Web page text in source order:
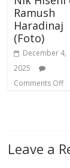
Ramush
Haradinaj
(Foto)
December 4,
2025
Comments Off
Leave a